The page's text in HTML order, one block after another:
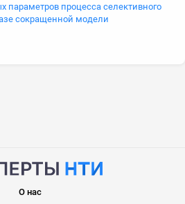
параметров процесса селективного
сокращенной модели
О нас